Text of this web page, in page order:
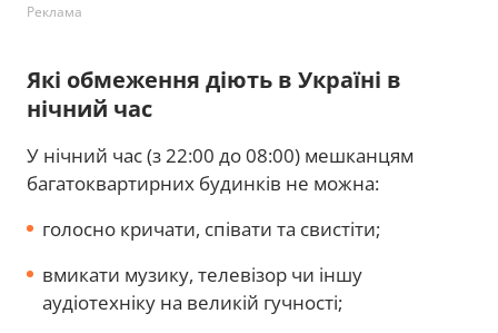
Реклама
Які обмеження діють в Україні в
нічний час
У нічний час (з 22:00 до 08:00) мешканцям
багатоквартирних будинків не можна:
голосно кричати, співати та свистіти;
вмикати музику, телевізор чи іншу
аудіотехніку на великій гучності;